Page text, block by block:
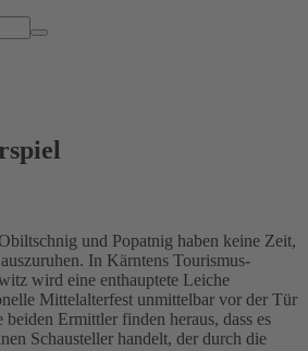
und Popatnig haben keine Zeit,
In Kärntens Tourismus-
wird eine enthauptete Leiche
Mittelalterfest unmittelbar vor der Tür
Ermittler finden heraus, dass es
Schausteller handelt, der durch die